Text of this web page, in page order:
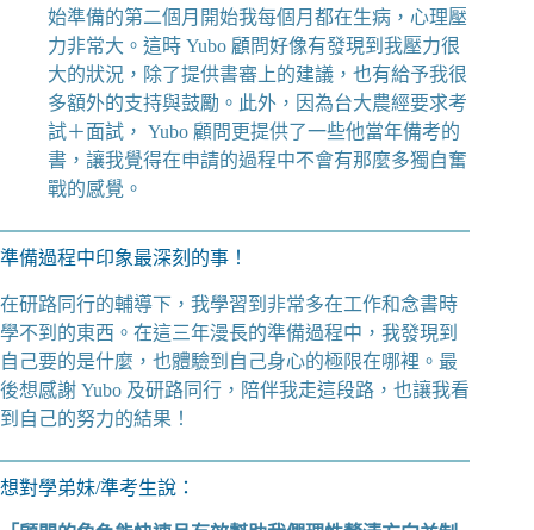
始準備的第二個月開始我每個月都在生病，心理壓
力非常大。這時 Yubo 顧問好像有發現到我壓力很
大的狀況，除了提供書審上的建議，也有給予我很
多額外的支持與鼓勵。此外，因為台大農經要求考
試＋面試， Yubo 顧問更提供了一些他當年備考的
書，讓我覺得在申請的過程中不會有那麼多獨自奮
戰的感覺。
準備過程中印象最深刻的事！
在研路同行的輔導下，我學習到非常多在工作和念書時
學不到的東西。在這三年漫長的準備過程中，我發現到
自己要的是什麼，也體驗到自己身心的極限在哪裡。最
後想感謝 Yubo 及研路同行，陪伴我走這段路，也讓我看
到自己的努力的結果！
想對學弟妹/準考生說：